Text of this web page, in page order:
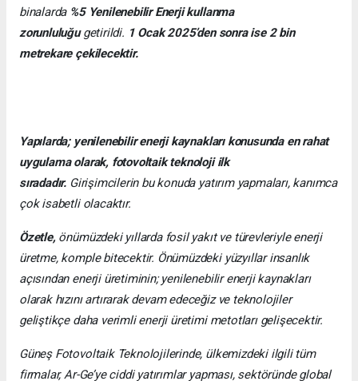
binalarda%5 Yenilenebilir Enerji kullanma
zorunluluğugetirildi. 1 Ocak 2025’den sonra ise 2 bin
metrekare çekilecektir.
Yapılarda; yenilenebilir enerji kaynakları konusunda en rahat
uygulama olarak, fotovoltaik teknoloji ilk
sıradadır. Girişimcilerin bu konuda yatırım yapmaları, kanımca
çok isabetli olacaktır.
Özetle,önümüzdeki yıllarda fosil yakıt ve türevleriyle enerji
üretme, komple bitecektir. Önümüzdeki yüzyıllar insanlık
açısından enerji üretiminin; yenilenebilir enerji kaynakları
olarak hızını artırarak devam edeceğiz ve teknolojiler
geliştikçe daha verimli enerji üretimi metotları gelişecektir.
Güneş Fotovoltaik Teknolojilerinde, ülkemizdeki ilgili tüm
firmalar, Ar-Ge’ye ciddi yatırımlar yapması, sektöründe global